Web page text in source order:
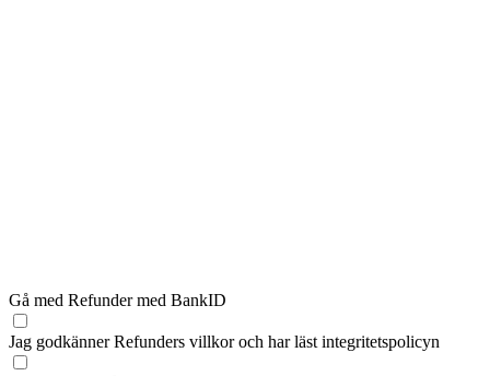
Gå med Refunder med BankID
Jag godkänner Refunders villkoroch har läst integritetspolicyn